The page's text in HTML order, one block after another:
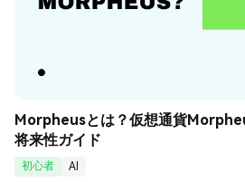
Morpheusとは？仮想通貨
将来性ガイド
初心者
AI